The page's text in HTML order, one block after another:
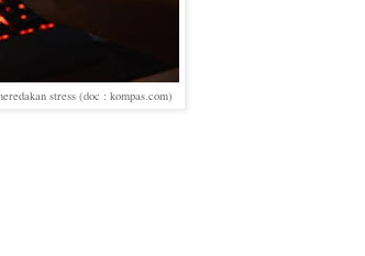
stress (doc : kompas.com)